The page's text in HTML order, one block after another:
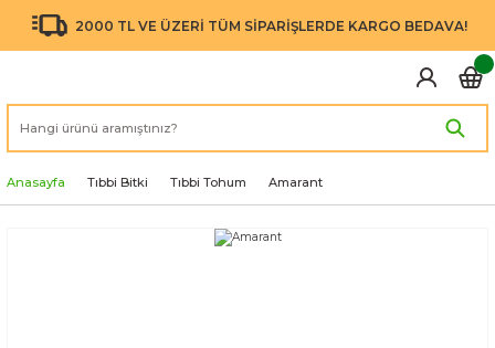
2000 TL VE ÜZERİ TÜM SİPARİŞLERDE KARGO BEDAVA!
Anasayfa Tıbbi Bitki Tıbbi Tohum Amarant